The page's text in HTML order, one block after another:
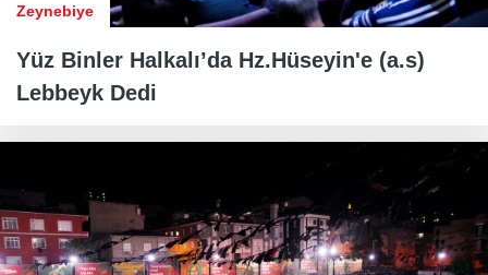
Zeynebiye
Yüz Binler Halkalı’da Hz.Hüseyin'e (a.s)
Lebbeyk Dedi